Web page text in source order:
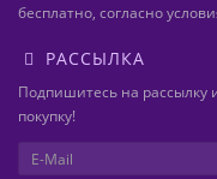
бесплатно, согласно
РАССЫЛКА
Подпишитесь на рассылку
покупку!